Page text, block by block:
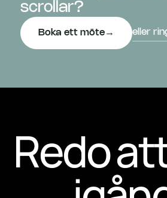
scrollar?
Boka ett möte → eller
Redo